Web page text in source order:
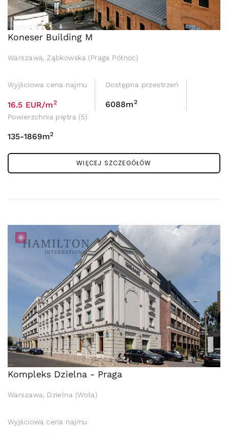
Koneser Building M
Warszawa, Ząbkowska (Praga Północ)
Wyjściowa cena najmu
16.5 EUR/m2
Dostępna przestrzeń
6088m2
Powierzchnia piętra (5)
135-1869m2
WIĘCEJ SZCZEGÓŁÓW
Kompleks Dzielna - Praga
Warszawa, Dzielna (Wola)
Wyjściowa cena najmu